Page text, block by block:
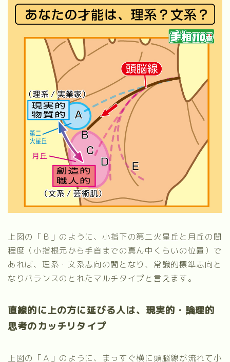
上図の「Ｂ」のように、小指下の第二火星丘と月丘の間
程度（小指根元から手首までの真ん中くらいの位置）で
あれば、理系・文系志向の間となり、常識的標準志向と
なりバランスのとれたマルチタイプと言えます。
直線的に上の方に延びる人は、現実的・論理的
思考のカッチリタイプ
上図の「Ａ」のように、まっすぐ横に頭脳線が流れて小